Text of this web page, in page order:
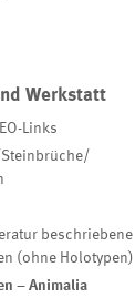
Werkstatt
Links
beschriebene
(ohne Holotypen)
– Animalia